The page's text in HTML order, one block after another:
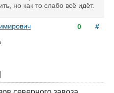
но как то слабо всё идёт.
0 #